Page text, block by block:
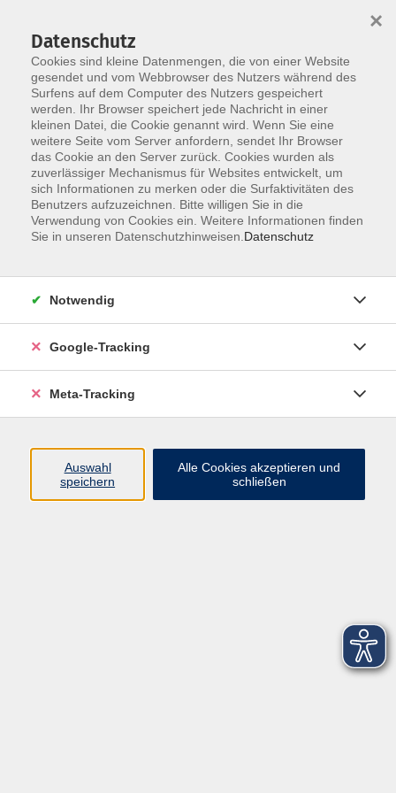
Skip to main content
Der Kurs konnte nicht gefunden werden.
Über uns
Datenschutz
Cookies sind kleine Datenmengen, die von einer Website
gesendet und vom Webbrowser des Nutzers während des
Surfens auf dem Computer des Nutzers gespeichert
werden. Ihr Browser speichert jede Nachricht in einer
kleinen Datei, die Cookie genannt wird. Wenn Sie eine
weitere Seite vom Server anfordern, sendet Ihr Browser
das Cookie an den Server zurück. Cookies wurden als
zuverlässiger Mechanismus für Websites entwickelt, um
sich Informationen zu merken oder die Surfaktivitäten des
Benutzers aufzuzeichnen. Bitte willigen Sie in die
Verwendung von Cookies ein. Weitere Informationen finden
Sie in unseren Datenschutzhinweisen. Datenschutz
×
Notwendig
Google-Tracking
Meta-Tracking
Auswahl
speichern
Alle Cookies akzeptieren und
schließen